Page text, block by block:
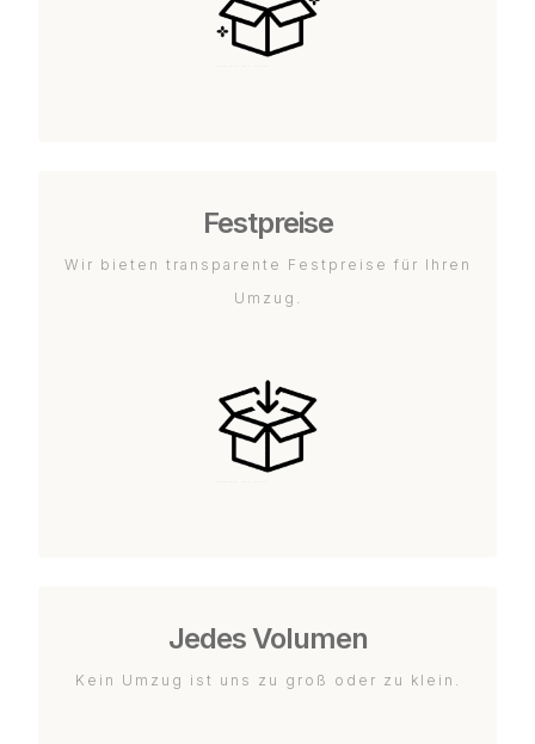
Festpreise
Wir bieten transparente Festpreise für Ihren
Umzug.
Jedes Volumen
Kein Umzug ist uns zu groß oder zu klein.